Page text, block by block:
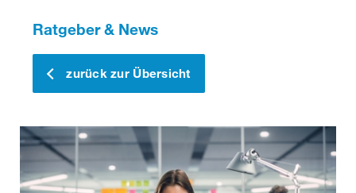
Ratgeber & News
zurück zur Übersicht